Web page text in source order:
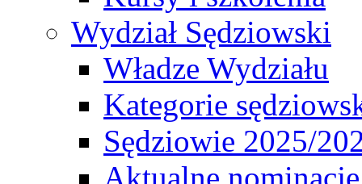
Wydział Sędziowski
Władze Wydziału
Kategorie
Sędziowie 2025/
Aktualne